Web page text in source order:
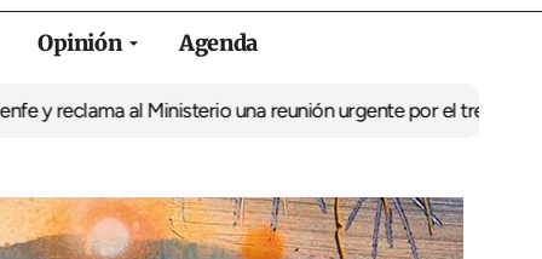
Opinión Agenda
al Ministerio una reunión urgente por el trenEl BNG exige